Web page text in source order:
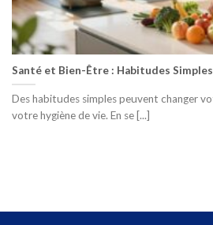
Santé et Bien-Être : Habitudes
Des habitudes simples peuvent changer
votre hygiène de vie. En se [...]